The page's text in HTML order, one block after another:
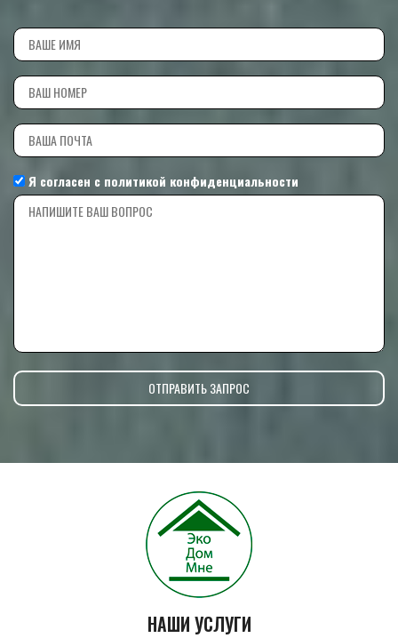
Я согласен с политикой конфиденциальности
НАШИ УСЛУГИ